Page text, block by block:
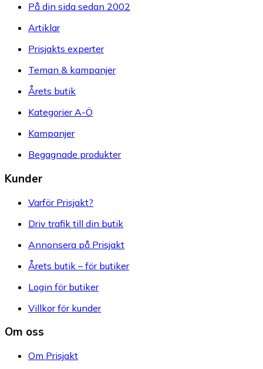
På din sida sedan 2002
Artiklar
Prisjakts experter
Teman & kampanjer
Årets butik
Kategorier A-Ö
Kampanjer
Begagnade produkter
Kunder
Varför Prisjakt?
Driv trafik till din butik
Annonsera på Prisjakt
Årets butik – för butiker
Login för butiker
Villkor för kunder
Om oss
Om Prisjakt